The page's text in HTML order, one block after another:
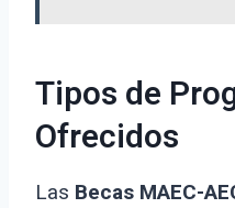
Tipos de
Ofrecidos
Las Becas MAEC-